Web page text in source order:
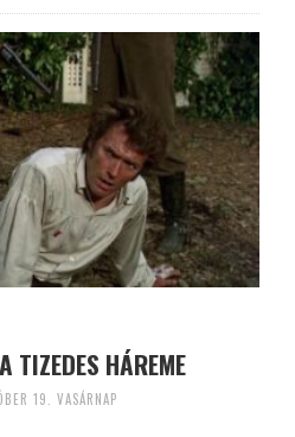
TIZEDES HÁREME
19. VASÁRNAP